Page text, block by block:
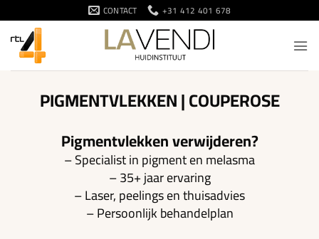
naar
inhoud
CONTACT +31 412 401 678
PIGMENTVLEKKEN | COUPEROSE
Pigmentvlekken verwijderen?
– Specialist in pigment en melasma
– 35+ jaar ervaring
– Laser, peelings en thuisadvies
– Persoonlijk behandelplan